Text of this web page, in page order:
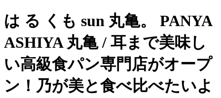
は る くも sun 丸亀。 PANYA
ASHIYA 丸亀 / 耳まで美味し
い高級食パン専門店がオープ
ン！乃が美と食べ比べたいよ